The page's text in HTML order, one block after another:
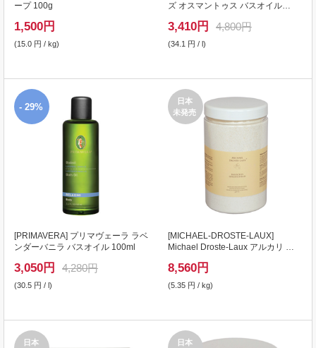
ープ 100g
1,500円
(15.0 円 / kg)
ズ オスマントゥス バスオイル
3,410円 4,800円
(34.1 円 / l)
- 29%
[PRIMAVERA] プリマヴェーラ ラベ
ンダーバニラ バスオイル 100ml
3,050円 4,280円
(30.5 円 / l)
日本
未発売
[MICHAEL-DROSTE-LAUX]
Michael Droste-Laux アルカリ デ
8,560円
(5.35 円 / kg)
日本 日本